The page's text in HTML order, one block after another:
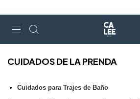
CUIDADOS DE LA PRENDA
Cuidados para Trajes de Baño